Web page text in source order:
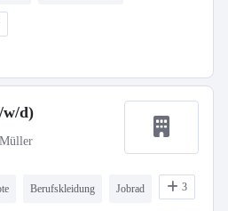
d)
Berufskleidung Jobrad 3